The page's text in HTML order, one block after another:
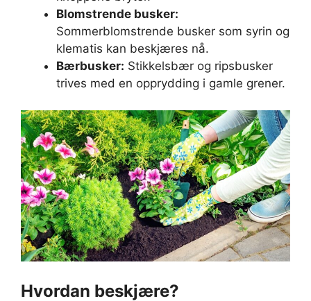
Blomstrende busker:
Sommerblomstrende busker som syrin og
klematis kan beskjæres nå.
Bærbusker: Stikkelsbær og ripsbusker
trives med en opprydding i gamle grener.
Hvordan beskjære?